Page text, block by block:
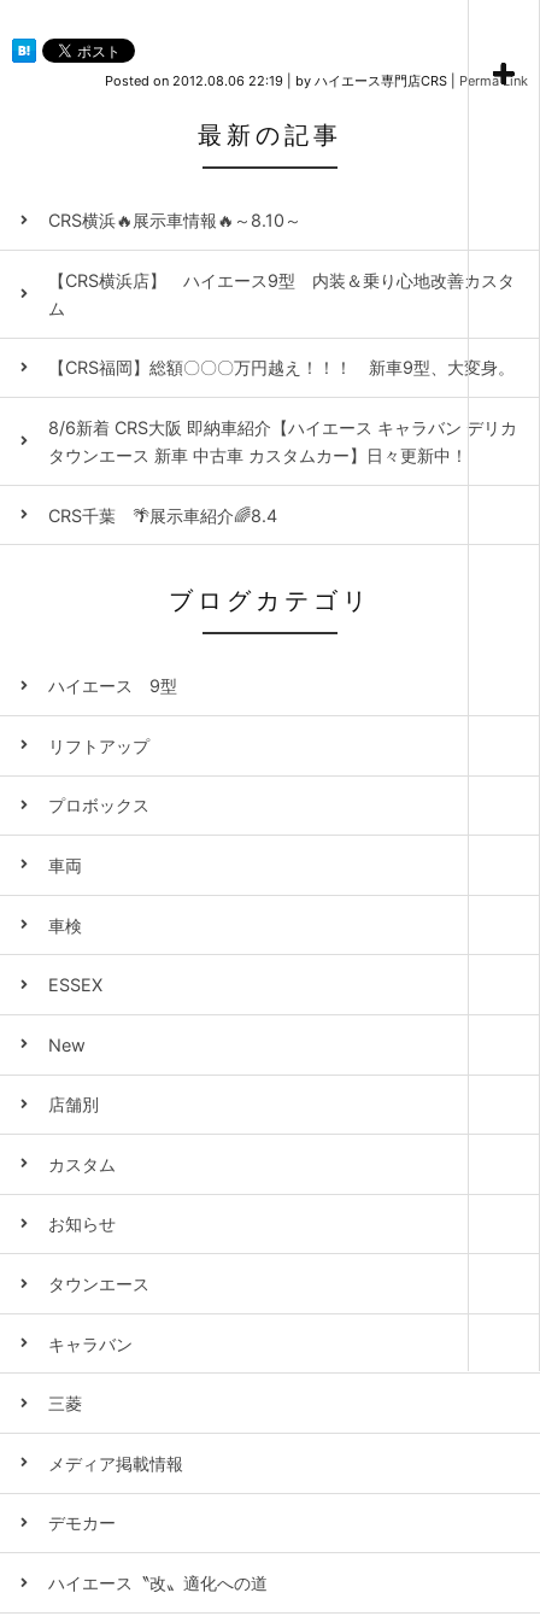
Posted on 2012.08.06 22:19 by ハイエース専門店CRS Perma Link
最新の記事
CRS横浜🔥展示車情報🔥～8.10～
【CRS横浜店】 ハイエース9型 内装＆乗り心地改善カスタ
ム
【CRS福岡】総額〇〇〇万円越え！！！ 新車9型、大変身。
8/6新着 CRS大阪 即納車紹介【ハイエース キャラバン デリカ
タウンエース 新車 中古車 カスタムカー】日々更新中！
CRS千葉 🌴展示車紹介🌈8.4
ブログカテゴリ
ハイエース 9型
リフトアップ
プロボックス
車両
車検
ESSEX
New
店舗別
カスタム
お知らせ
タウンエース
キャラバン
三菱
メディア掲載情報
デモカー
ハイエース〝改〟適化への道